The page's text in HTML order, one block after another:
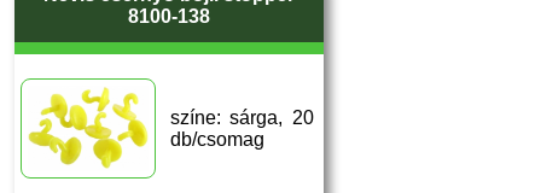
8100-138
színe: sárga, 20
db/csomag